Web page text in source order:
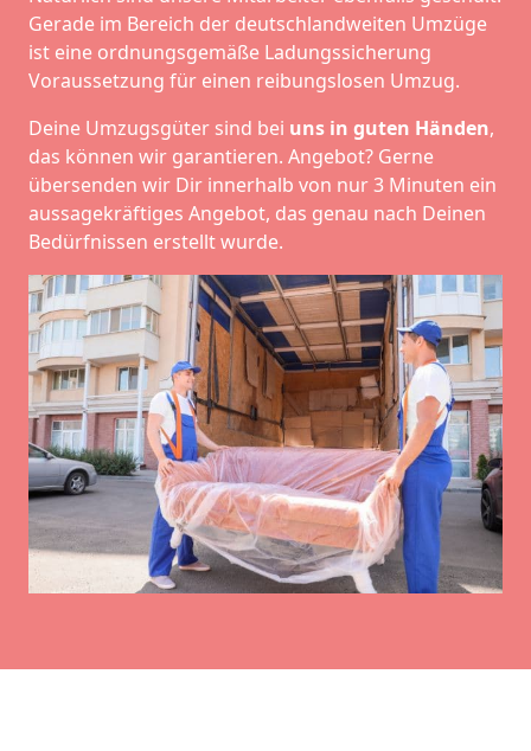
Gerade im Bereich der deutschlandweiten Umzüge
ist eine ordnungsgemäße Ladungssicherung
Voraussetzung für einen reibungslosen Umzug.
Deine Umzugsgüter sind bei uns in guten Händen,
das können wir garantieren. Angebot? Gerne
übersenden wir Dir innerhalb von nur 3 Minuten ein
aussagekräftiges Angebot, das genau nach Deinen
Bedürfnissen erstellt wurde.